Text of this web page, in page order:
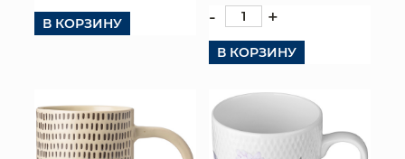
В КОРЗИНУ - +
В КОРЗИНУ